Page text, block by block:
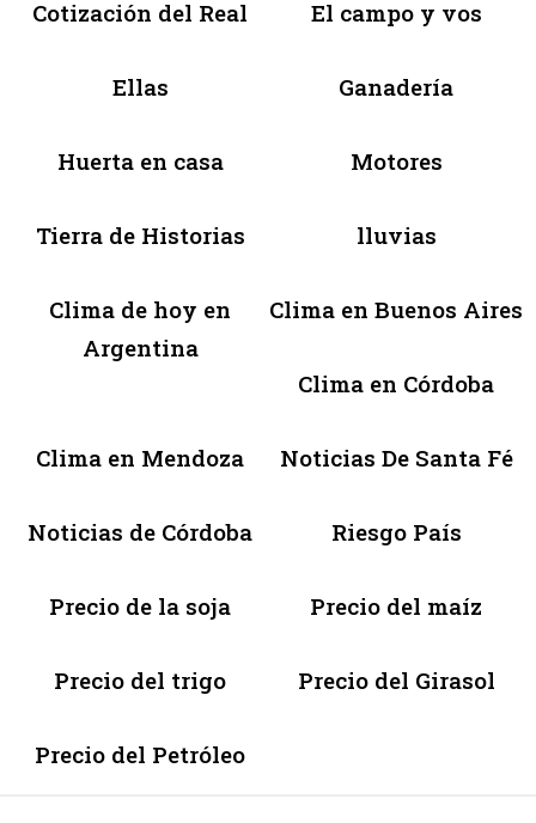
Cotización del Real El campo y vos
Ellas Ganadería
Huerta en casa Motores
Tierra de Historias lluvias
Clima de hoy en
Argentina
Clima en Buenos Aires
Clima en Córdoba
Clima en Mendoza Noticias De Santa Fé
Noticias de Córdoba Riesgo País
Precio de la soja Precio del maíz
Precio del trigo Precio del Girasol
Precio del Petróleo